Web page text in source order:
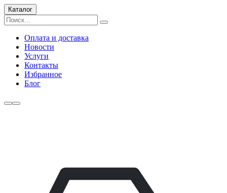
Каталог
Оплата и доставка
Новости
Услуги
Контакты
Избранное
Блог